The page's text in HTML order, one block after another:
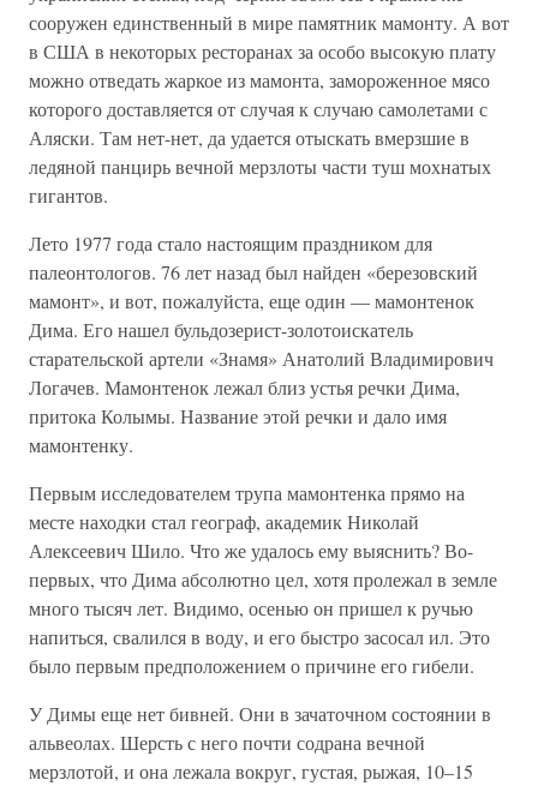
сооружен единственный в мире памятник мамонту. А вот
в США в некоторых ресторанах за особо высокую плату
можно отведать жаркое из мамонта, замороженное мясо
которого доставляется от случая к случаю самолетами с
Аляски. Там нет-нет, да удается отыскать вмерзшие в
ледяной панцирь вечной мерзлоты части туш мохнатых
гигантов.
Лето 1977 года стало настоящим праздником для
палеонтологов. 76 лет назад был найден «березовский
мамонт», и вот, пожалуйста, еще один — мамонтенок
Дима. Его нашел бульдозерист-золотоискатель
старательской артели «Знамя» Анатолий Владимирович
Логачев. Мамонтенок лежал близ устья речки Дима,
притока Колымы. Название этой речки и дало имя
мамонтенку.
Первым исследователем трупа мамонтенка прямо на
месте находки стал географ, академик Николай
Алексеевич Шило. Что же удалось ему выяснить? Во-
первых, что Дима абсолютно цел, хотя пролежал в земле
много тысяч лет. Видимо, осенью он пришел к ручью
напиться, свалился в воду, и его быстро засосал ил. Это
было первым предположением о причине его гибели.
У Димы еще нет бивней. Они в зачаточном состоянии в
альвеолах. Шерсть с него почти содрана вечной
мерзлотой, и она лежала вокруг, густая, рыжая, 10–15